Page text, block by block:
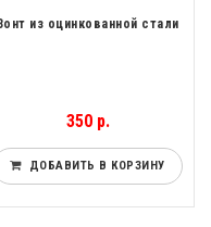
из оцинкованной стали
350 р.
ДОБАВИТЬ В КОРЗИНУ